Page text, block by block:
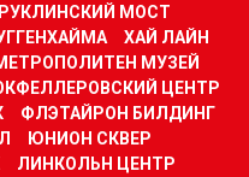
МОСТ
ХАЙ ЛАЙН
МУЗЕЙ
ЦЕНТР
ФЛЭТАЙРОН БИЛДИНГ
ЮНИОН СКВЕР
ЛИНКОЛЬН ЦЕНТР